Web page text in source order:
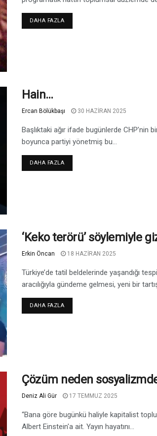
DAHA FAZLA
Hain…
Ercan Bölükbaşı 30 HAZIRAN 2025
Başlıktaki ağır ifade bugünlerde CHP’nin
boyunca partiyi yönetmiş bu...
DAHA FAZLA
‘Keko terörü’ söylemiyle
Erkin Öncan 18 HAZIRAN 2025
Türkiye’de tatil beldelerinde yaşandığı
aracılığıyla gündeme gelmesi, yeni bir
DAHA FAZLA
Çözüm neden
Deniz Ali Gür 17 TEMMUZ 2025
“Bana göre bugünkü haliyle kapitalist
Albert Einstein'a ait. Yayın hayatını...